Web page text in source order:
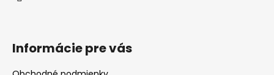
Informácie pre vás